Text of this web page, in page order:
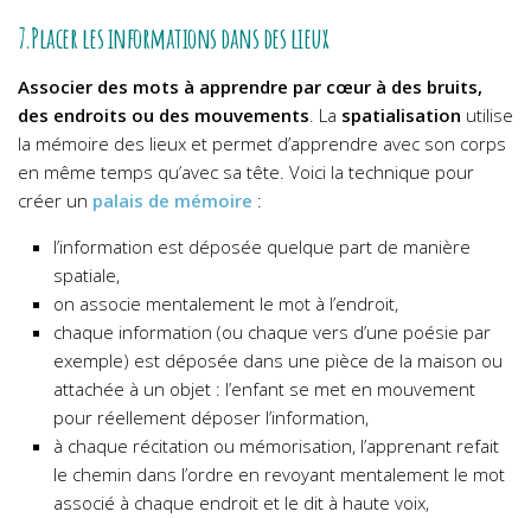
7.Placer les informations dans des lieux
Associer des mots à apprendre par cœur à des bruits,
des endroits ou des mouvements. La spatialisation utilise
la mémoire des lieux et permet d’apprendre avec son corps
en même temps qu’avec sa tête. Voici la technique pour
créer un palais de mémoire :
l’information est déposée quelque part de manière
spatiale,
on associe mentalement le mot à l’endroit,
chaque information (ou chaque vers d’une poésie par
exemple) est déposée dans une pièce de la maison ou
attachée à un objet : l’enfant se met en mouvement
pour réellement déposer l’information,
à chaque récitation ou mémorisation, l’apprenant refait
le chemin dans l’ordre en revoyant mentalement le mot
associé à chaque endroit et le dit à haute voix,